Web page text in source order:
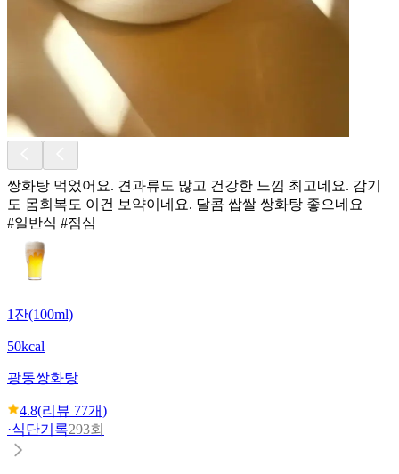
쌍화탕 먹었어요. 견과류도 많고 건강한 느낌 최고네요. 감기
도 몸회복도 이건 보약이네요. 달콤 쌉쌀 쌍화탕 좋으네요
#일반식 #점심
1잔(100ml)
50kcal
광동쌍화탕
4.8(리뷰 77개)
·식단기록293회